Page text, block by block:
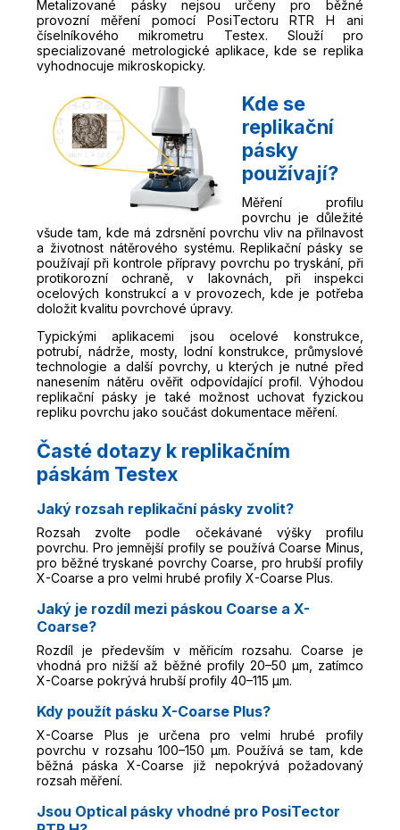
Metalizované pásky nejsou určeny pro běžné
provozní měření pomocí PosiTectoru RTR H ani
číselníkového mikrometru Testex. Slouží pro
specializované metrologické aplikace, kde se replika
vyhodnocuje mikroskopicky.
Kde se
replikační
pásky
používají?
Měření profilu
povrchu je důležité
všude tam, kde má zdrsnění povrchu vliv na přilnavost
a životnost nátěrového systému. Replikační pásky se
používají při kontrole přípravy povrchu po tryskání, při
protikorozní ochraně, v lakovnách, při inspekci
ocelových konstrukcí a v provozech, kde je potřeba
doložit kvalitu povrchové úpravy.
Typickými aplikacemi jsou ocelové konstrukce,
potrubí, nádrže, mosty, lodní konstrukce, průmyslové
technologie a další povrchy, u kterých je nutné před
nanesením nátěru ověřit odpovídající profil. Výhodou
replikační pásky je také možnost uchovat fyzickou
repliku povrchu jako součást dokumentace měření.
Časté dotazy k replikačním
páskám Testex
Jaký rozsah replikační pásky zvolit?
Rozsah zvolte podle očekávané výšky profilu
povrchu. Pro jemnější profily se používá Coarse Minus,
pro běžné tryskané povrchy Coarse, pro hrubší profily
X-Coarse a pro velmi hrubé profily X-Coarse Plus.
Jaký je rozdíl mezi páskou Coarse a X-
Coarse?
Rozdíl je především v měřicím rozsahu. Coarse je
vhodná pro nižší až běžné profily 20–50 µm, zatímco
X-Coarse pokrývá hrubší profily 40–115 µm.
Kdy použít pásku X-Coarse Plus?
X-Coarse Plus je určena pro velmi hrubé profily
povrchu v rozsahu 100–150 µm. Používá se tam, kde
běžná páska X-Coarse již nepokrývá požadovaný
rozsah měření.
Jsou Optical pásky vhodné pro PosiTector